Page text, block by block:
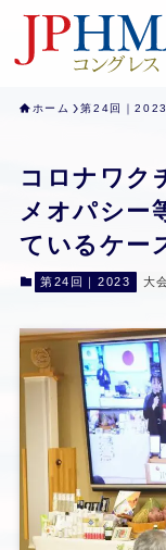
ホーム 第24回｜2023
コロナワク
メオパシー
ているケー
第24回｜2023 大